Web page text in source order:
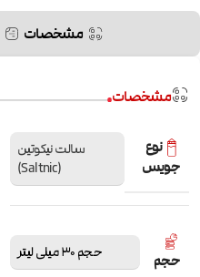
مشخصات
مشخصات
نوع
جویس
سالت نیکوتین
(Saltnic)
حجم حجم 30 میلی لیتر